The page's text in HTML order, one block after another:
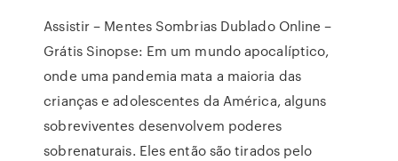
Assistir – Mentes Sombrias Dublado Online –
Grátis Sinopse: Em um mundo apocalíptico,
onde uma pandemia mata a maioria das
crianças e adolescentes da América, alguns
sobreviventes desenvolvem poderes
sobrenaturais. Eles então são tirados pelo